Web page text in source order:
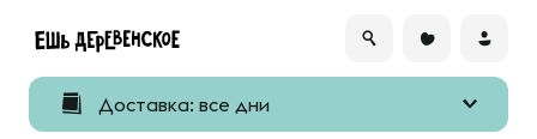
Доставка: все дни